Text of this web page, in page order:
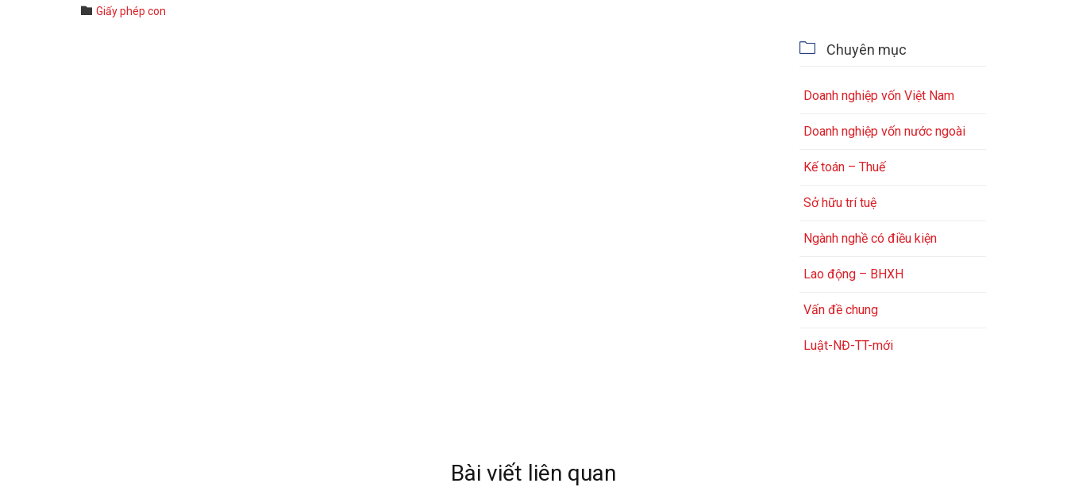
 Category
Giấy phép con
 Chuyên mục
Doanh nghiệp vốn Việt Nam
Doanh nghiệp vốn nước ngoài
Kế toán – Thuế
Sở hữu trí tuệ
Ngành nghề có điều kiện
Lao động – BHXH
Vấn đề chung
Luật-NĐ-TT-mới
Bài viết liên quan